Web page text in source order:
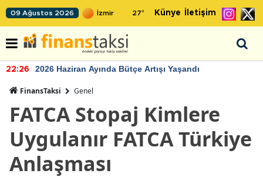
09 Ağustos 2026 27° Künye İletişim
22:26 2026 Haziran Ayında Bütçe Artışı Yaşandı
FinansTaksi Genel
FATCA Stopaj Kimlere
Uygulanır FATCA Türkiye
Anlaşması